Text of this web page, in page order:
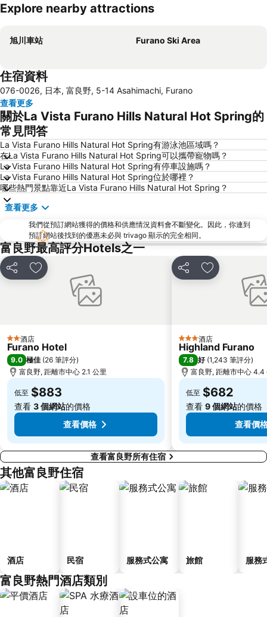
展開地圖
Explore nearby attractions
旭川車站 Furano Ski Area
住宿資料
076-0026, 日本, 富良野, 5-14 Asahimachi, Furano
查看更多
關於La Vista Furano Hills Natural Hot Spring的
常見問答
La Vista Furano Hills Natural Hot Spring有游泳池區域嗎？
在La Vista Furano Hills Natural Hot Spring可以攜帶寵物嗎？
La Vista Furano Hills Natural Hot Spring有停車設施嗎？
La Vista Furano Hills Natural Hot Spring位於哪裡？
哪些熱門景點靠近La Vista Furano Hills Natural Hot Spring？
查看更多
我們從預訂網站獲得的價格和供應情況資料會不斷變化。因此，你連到
預訂網站後找到的優惠未必與 trivago 顯示的完全相同。
富良野最高評分Hotels之一
分享 放到收藏夾
2 星級
酒店
Furano Hotel
9.0 極佳 (26 筆評分)
富良野, 距離市中心 2.1 公里
低至 $883
查看 3 個網站的價格
查看價格
分享 放到收藏夾
3 星級酒店
Highland Furano
7.8 好 (1,243 筆評分)
富良野, 距離市中心 4.4
低至 $682
查看 9 個網站的價格
查看價
查看富良野所有住宿
其他富良野住宿
酒店 民宿 服務式公寓 旅館 服務
富良野熱門酒店類別